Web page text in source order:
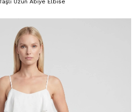
Uzun Abiye Elbise